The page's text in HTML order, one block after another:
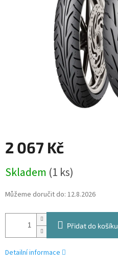
2 067 Kč
cena:
Skladem (1 ks)
Můžeme doručit do: 12.8.2026
Přidat do košíku
Detailní informace